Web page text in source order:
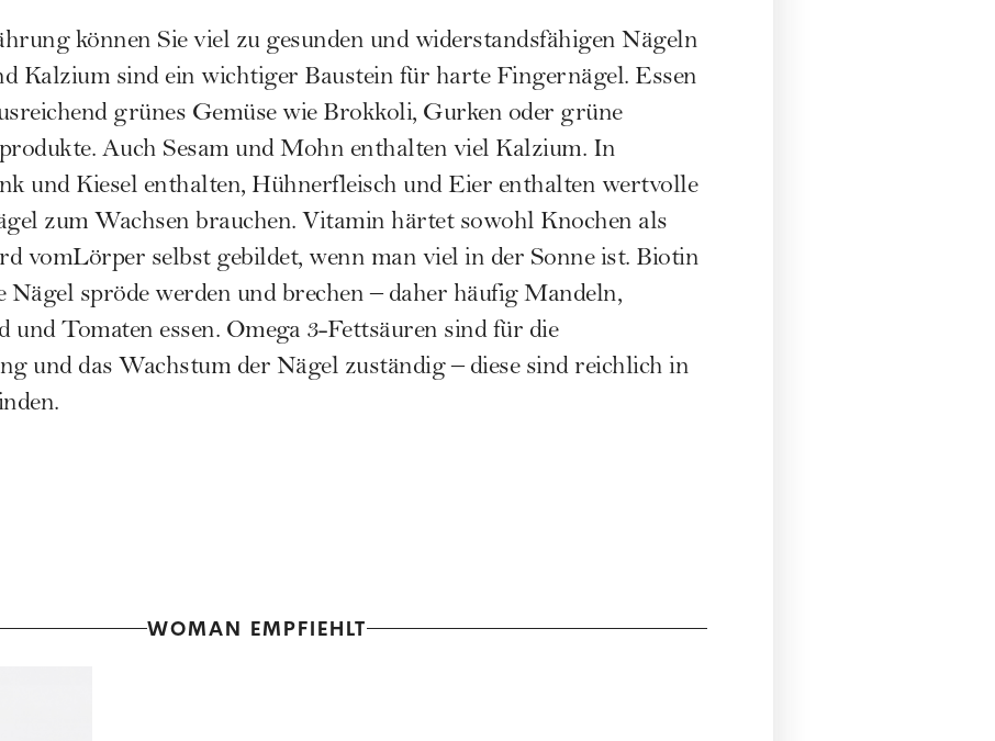
können Sie viel zu gesunden und widerstandsfähigen Nägeln
Kalzium sind ein wichtiger Baustein für harte Fingernägel. Essen
grünes Gemüse wie Brokkoli, Gurken oder grüne
Auch Sesam und Mohn enthalten viel Kalzium. In
und Kiesel enthalten, Hühnerfleisch und Eier enthalten wertvolle
zum Wachsen brauchen. Vitamin härtet sowohl Knochen als
vomLörper selbst gebildet, wenn man viel in der Sonne ist. Biotin
Nägel spröde werden und brechen – daher häufig Mandeln,
und Tomaten essen. Omega 3-Fettsäuren sind für die
und das Wachstum der Nägel zuständig – diese sind reichlich in
WOMAN EMPFIEHLT